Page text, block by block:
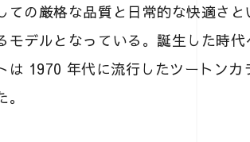
の厳格な品質と日常的な快適さと
デルとなっている。誕生した時代
は 1970 年代に流行したツートンカ